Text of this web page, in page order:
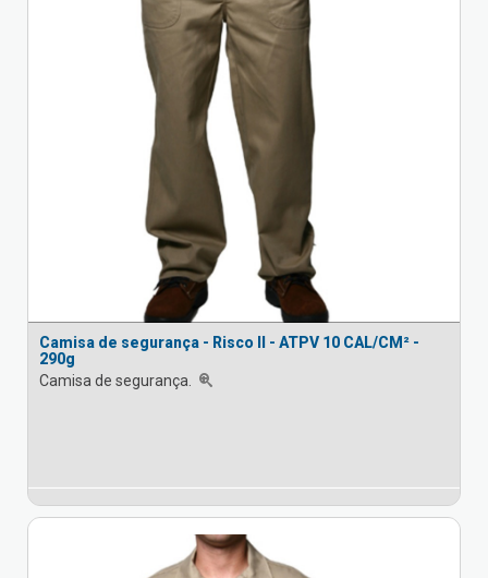
Camisa de segurança - Risco II - ATPV 10 CAL/CM² -
290g
Camisa de segurança.